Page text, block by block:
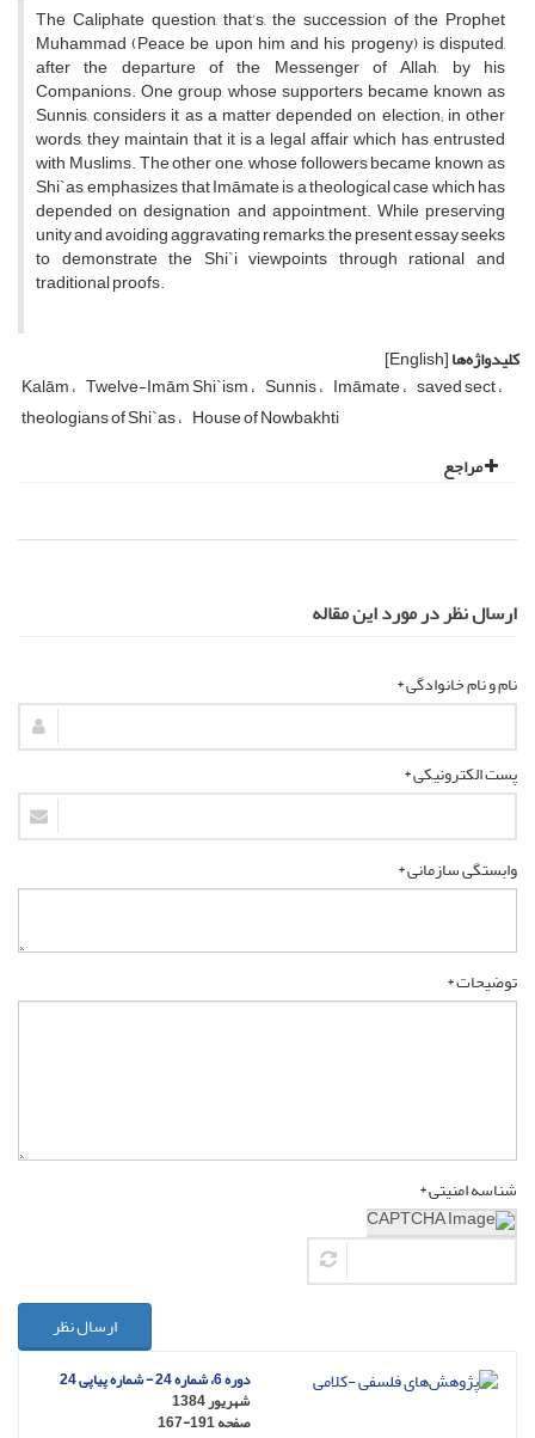
The Caliphate question, that’s, the succession of the Prophet
Muhammad (Peace be upon him and his progeny) is disputed,
after the departure of the Messenger of Allah, by his
Companions. One group, whose supporters became known as
Sunnis, considers it as a matter depended on election; in other
words, they maintain that it is a legal affair which has entrusted
with Muslims. The other one, whose followers became known as
Shi`as, emphasizes that Imāmate is a theological case which has
depended on designation and appointment. While preserving
unity and avoiding aggravating remarks, the present essay seeks
to demonstrate the Shi`i viewpoints through rational and
traditional proofs.
کلیدواژه‌ها[English]
Kalām Twelve-Imām Shi`ism Sunnis Imāmate saved sect
theologians of Shi`as House of Nowbakhti
مراجع
ارسال نظر در مورد این مقاله
نام و نام خانوادگی *
پست الکترونیکی *
وابستگی سازمانی *
توضیحات *
شناسه امنیتی *
ارسال نظر
دوره 6، شماره 24 - شماره پیاپی 24
شهریور 1384
صفحه167-191